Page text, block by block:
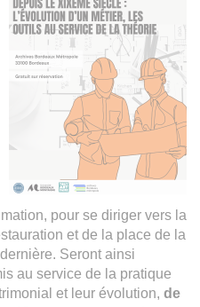
pour se diriger vers la
et de la place de la
Seront ainsi
au service de la pratique
et leur évolution, de